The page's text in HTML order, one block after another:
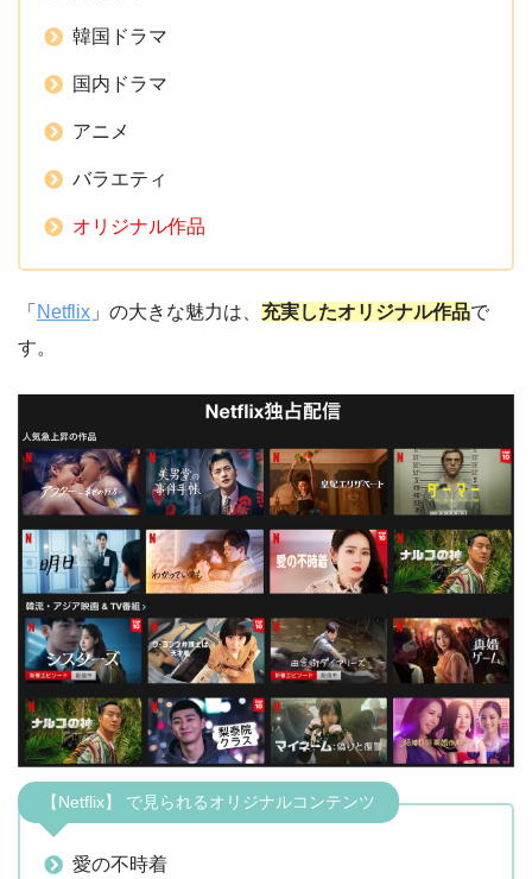
韓国ドラマ
国内ドラマ
アニメ
バラエティ
オリジナル作品
「 Netflix 」の大きな魅力は、 充実したオリジナル作品で
す。
【Netflix】 で見られるオリジナルコンテンツ
愛の不時着